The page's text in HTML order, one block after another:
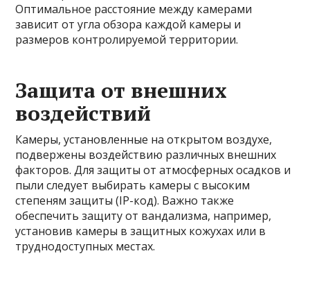
Оптимальное расстояние между камерами
зависит от угла обзора каждой камеры и
размеров контролируемой территории.
Защита от внешних
воздействий
Камеры, установленные на открытом воздухе,
подвержены воздействию различных внешних
факторов. Для защиты от атмосферных осадков и
пыли следует выбирать камеры с высоким
степеням защиты (IP-код). Важно также
обеспечить защиту от вандализма, например,
установив камеры в защитных кожухах или в
труднодоступных местах.